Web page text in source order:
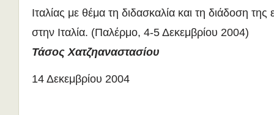
Ιταλίας με θέμα τη διδασκαλία και τη διάδοση
στην Ιταλία. (Παλέρμο, 4-5 Δεκεμβρίου 2004)
Τάσος Χατζηαναστασίου
14 Δεκεμβρίου 2004